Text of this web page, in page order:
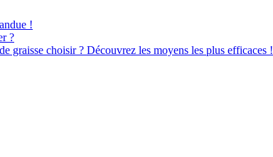
!
?
graisse choisir ? Découvrez les moyens les plus efficaces !